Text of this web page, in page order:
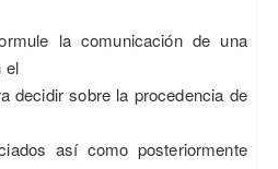
la comunicación de una
el
decidir sobre la procedencia de
así como posteriormente